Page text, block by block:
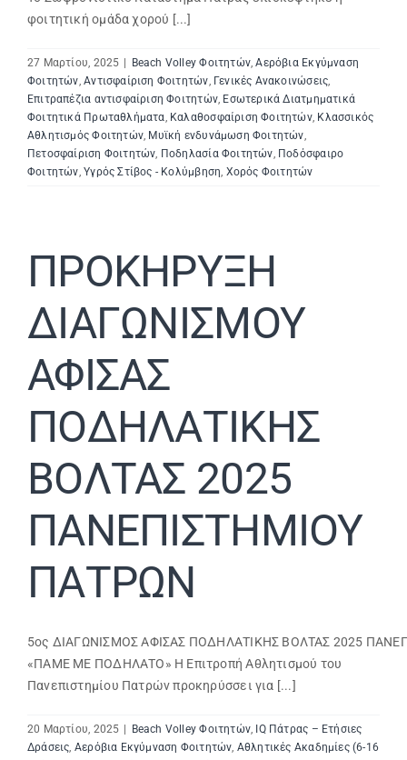
φοιτητική ομάδα χορού [...]
27 Μαρτίου, 2025 Beach Volley Φοιτητών,Αερόβια Εκγύμναση
Φοιτητών,Αντισφαίριση Φοιτητών, Γενικές Ανακοινώσεις,
Επιτραπέζια αντισφαίριση Φοιτητών, Εσωτερικά Διατμηματικά
Φοιτητικά Πρωταθλήματα, Καλαθοσφαίριση Φοιτητών, Κλασσικός
Αθλητισμός Φοιτητών, Μυϊκή ενδυνάμωση Φοιτητών,
Πετοσφαίριση Φοιτητών, Ποδηλασία Φοιτητών, Ποδόσφαιρο
Φοιτητών,Υγρός Στίβος - Κολύμβηση, Χορός Φοιτητών
ΠΡΟΚΗΡΥΞΗ
ΔΙΑΓΩΝΙΣΜΟΥ
ΑΦΙΣΑΣ
ΠΟΔΗΛΑΤΙΚΗΣ
ΒΟΛΤΑΣ 2025
ΠΑΝΕΠΙΣΤΗΜΙΟΥ
ΠΑΤΡΩΝ
5ος ΔΙΑΓΩΝΙΣΜΟΣ ΑΦΙΣΑΣ ΠΟΔΗΛΑΤΙΚΗΣ ΒΟΛΤΑΣ 2025
«ΠΑΜΕ ΜΕ ΠΟΔΗΛΑΤΟ» Η Επιτροπή Αθλητισμού του
Πανεπιστημίου Πατρών προκηρύσσει για [...]
20 Μαρτίου, 2025 Beach Volley Φοιτητών, IQ Πάτρας – Ετήσιες
Δράσεις, Αερόβια Εκγύμναση Φοιτητών, Αθλητικές Ακαδημίες (6-16